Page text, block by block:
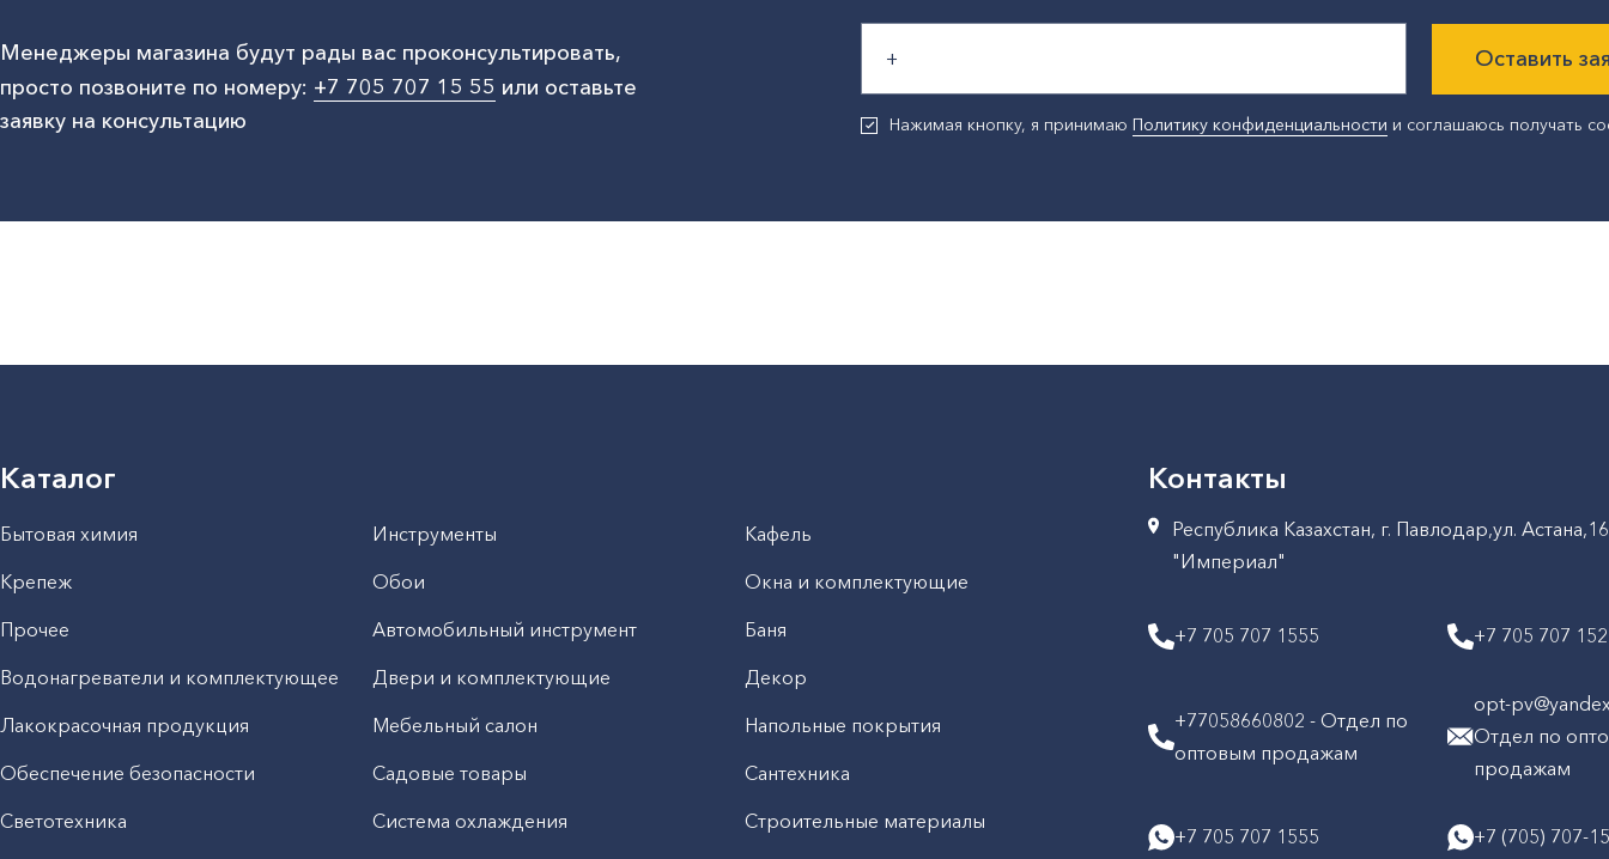
Менеджеры магазина будут рады вас проконсультировать,
просто позвоните по номеру: +7 705 707 15 55 или оставьте
заявку на консультацию
Оставить
Нажимая кнопку, я принимаюПолитику конфиденциальности и соглашаюсь получать
Каталог
Бытовая химия Инструменты
Кафель
Крепеж
Обои
Окна и комплектующие
Прочее
Автомобильный инструмент
Баня
Водонагреватели и комплектующее
Двери и комплектующие
Декор
Лакокрасочная продукция
Мебельный салон
Напольные покрытия
Обеспечение безопасности
Садовые товары
Сантехника
Светотехника
Система охлаждения
Строительные материалы
Контакты
Республика Казахстан, г. Павлодар,ул.
"Империал"
+7 705 707 1555 +7 705 707
+77058660802 - Отдел по
оптовым продажам
opt-
Отдел по
продажам
+7 705 707 1555 +7 (705) 707-